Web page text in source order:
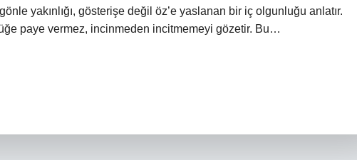
yakınlığı, gösterişe değil öz’e yaslanan bir iç olgunluğu anlatır.
paye vermez, incinmeden incitmemeyi gözetir. Bu…